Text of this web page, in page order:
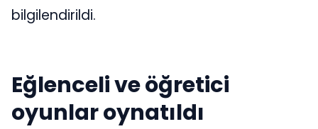
bilgilendirildi.
Eğlenceli ve öğretici
oyunlar oynatıldı